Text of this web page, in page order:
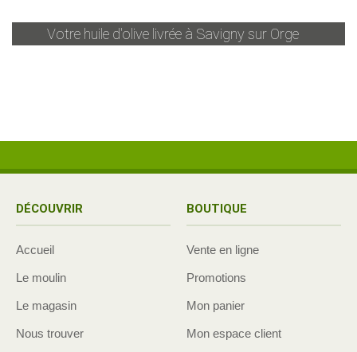
Votre huile d'olive livrée à Savigny sur Orge
DÉCOUVRIR
Accueil
Le moulin
Le magasin
Nous trouver
BOUTIQUE
Vente en ligne
Promotions
Mon panier
Mon espace client